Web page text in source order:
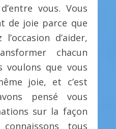
vous. Vous
de joie parce que
d’aider,
chacun
voulons que vous
joie, et c’est
pensé vous
sur la façon
tous